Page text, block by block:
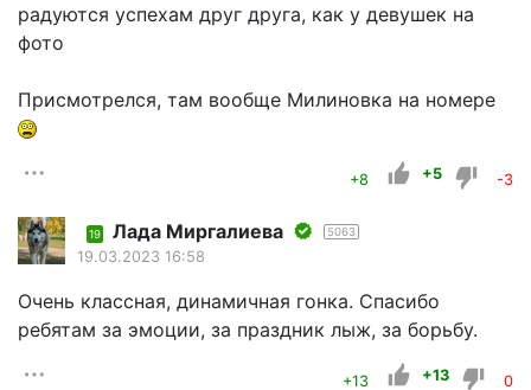
радуются успехам друг друга, как у девушек на
фото
Присмотрелся, там вообще Милиновка на номере
+8 +5 -3
19 Лада Миргалиева 5063
19.03.2023 16:58
Очень классная, динамичная гонка. Спасибо
ребятам за эмоции, за праздник лыж, за борьбу.
+13 +13 0